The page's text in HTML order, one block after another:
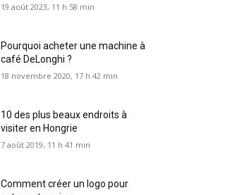
19 août 2023, 11 h 58 min
Pourquoi acheter une machine à
café DeLonghi ?
18 novembre 2020, 17 h 42 min
10 des plus beaux endroits à
visiter en Hongrie
7 août 2019, 11 h 41 min
Comment créer un logo pour